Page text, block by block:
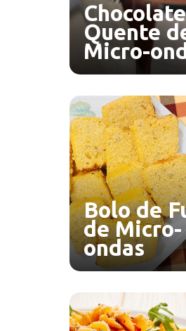
Chocolate
Quente
Micro-
Bolo de
de Micro-
ondas